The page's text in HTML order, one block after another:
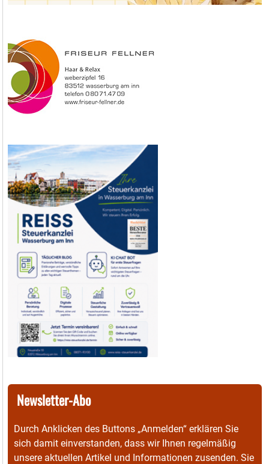
Newsletter-Abo
Durch Anklicken des Buttons „Anmelden“ erklären Sie
sich damit einverstanden, dass wir Ihnen regelmäßig
unsere aktuellen Artikel und Informationen zusenden. Sie